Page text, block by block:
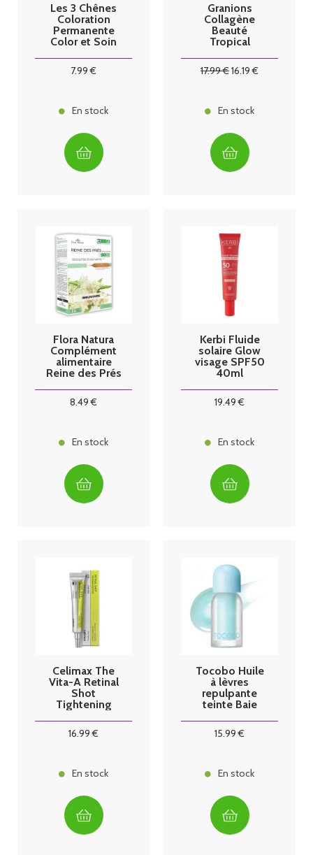
Les 3 Chênes
Coloration
Permanente
Color et Soin
7.99 €
En stock
Granions
Collagène
Beauté
Tropical
17.99€16.19 €
En stock
Flora Natura
Complément
alimentaire
Reine des Prés
8.49 €
En stock
Kerbi Fluide
solaire Glow
visage SPF50
40ml
19.49 €
En stock
Celimax The
Vita-A Retinal
Shot
Tightening
16.99 €
En stock
Tocobo Huile
à lèvres
repulpante
teinte Baie
15.99 €
En stock